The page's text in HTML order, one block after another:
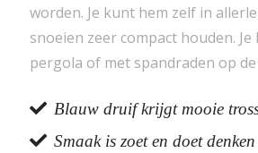
worden. Je kunt hem zelf in
snoeien zeer compact houden.
pergola of met spandraden op
Blauw druif krijgt mooie
Smaak is zoet en doet